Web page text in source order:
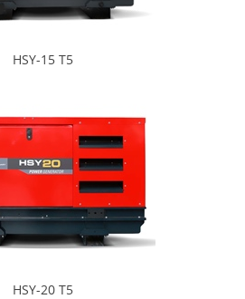
HSY-15 T5
HSY-20 T5